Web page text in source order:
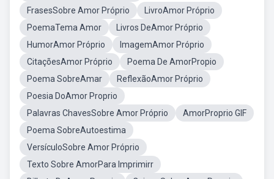
FrasesSobre Amor Próprio
LivroAmor Próprio
PoemaTema Amor
Livros DeAmor Próprio
HumorAmor Próprio
ImagemAmor Próprio
CitaçõesAmor Próprio
Poema De AmorPropio
Poema SobreAmar
ReflexãoAmor Próprio
Poesia DoAmor Proprio
Palavras ChavesSobre Amor Próprio
AmorProprio GIF
Poema SobreAutoestima
VersículoSobre Amor Próprio
Texto Sobre AmorPara Imprimirr